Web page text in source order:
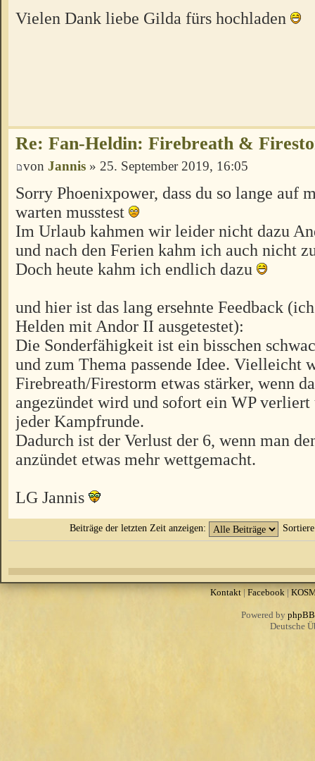
Vielen Dank liebe Gilda fürs hochladen
Re: Fan-Heldin: Firebreath &
von Jannis » 25. September 2019, 16:05
Sorry Phoenixpower, dass du so lange auf
warten musstest
Im Urlaub kahmen wir leider nicht dazu
und nach den Ferien kahm ich auch nicht
Doch heute kahm ich endlich dazu
und hier ist das lang ersehnte Feedback
Helden mit Andor II ausgetestet):
Die Sonderfähigkeit ist ein bisschen
und zum Thema passende Idee. Vielleicht
Firebreath/Firestorm etwas stärker, wenn
angezündet wird und sofort ein WP verliert
jeder Kampfrunde.
Dadurch ist der Verlust der 6, wenn man
anzündet etwas mehr wettgemacht.
LG Jannis
Beiträge der letzten Zeit anzeigen:
Kontakt|Facebook|
Powered by phpBB
Deutsche